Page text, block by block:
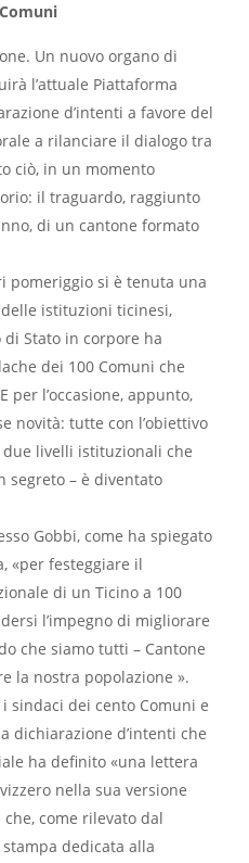
Un nuovo organo di
l’attuale Piattaforma
d’intenti a favore del
a rilanciare il dialogo tra
ciò, in un momento
il traguardo, raggiunto
di un cantone formato
pomeriggio si è tenuta una
istituzioni ticinesi,
Stato in corpore ha
dei 100 Comuni che
l’occasione, appunto,
novità: tutte con l’obiettivo
livelli istituzionali che
segreto – è diventato
Gobbi, come ha spiegato
«per festeggiare il
di un Ticino a 100
l’impegno di migliorare
che siamo tutti – Cantone
la nostra popolazione ».
sindaci dei cento Comuni e
dichiarazione d’intenti che
ha definito «una lettera
nella sua versione
come rilevato dal
dedicata alla